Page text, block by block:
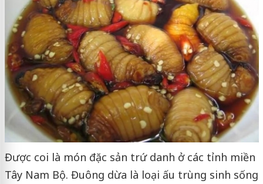
Được coi là món đặc sản trứ danh ở các tỉnh miền
Tây Nam Bộ. Đuông dừa là loại ấu trùng sinh sống